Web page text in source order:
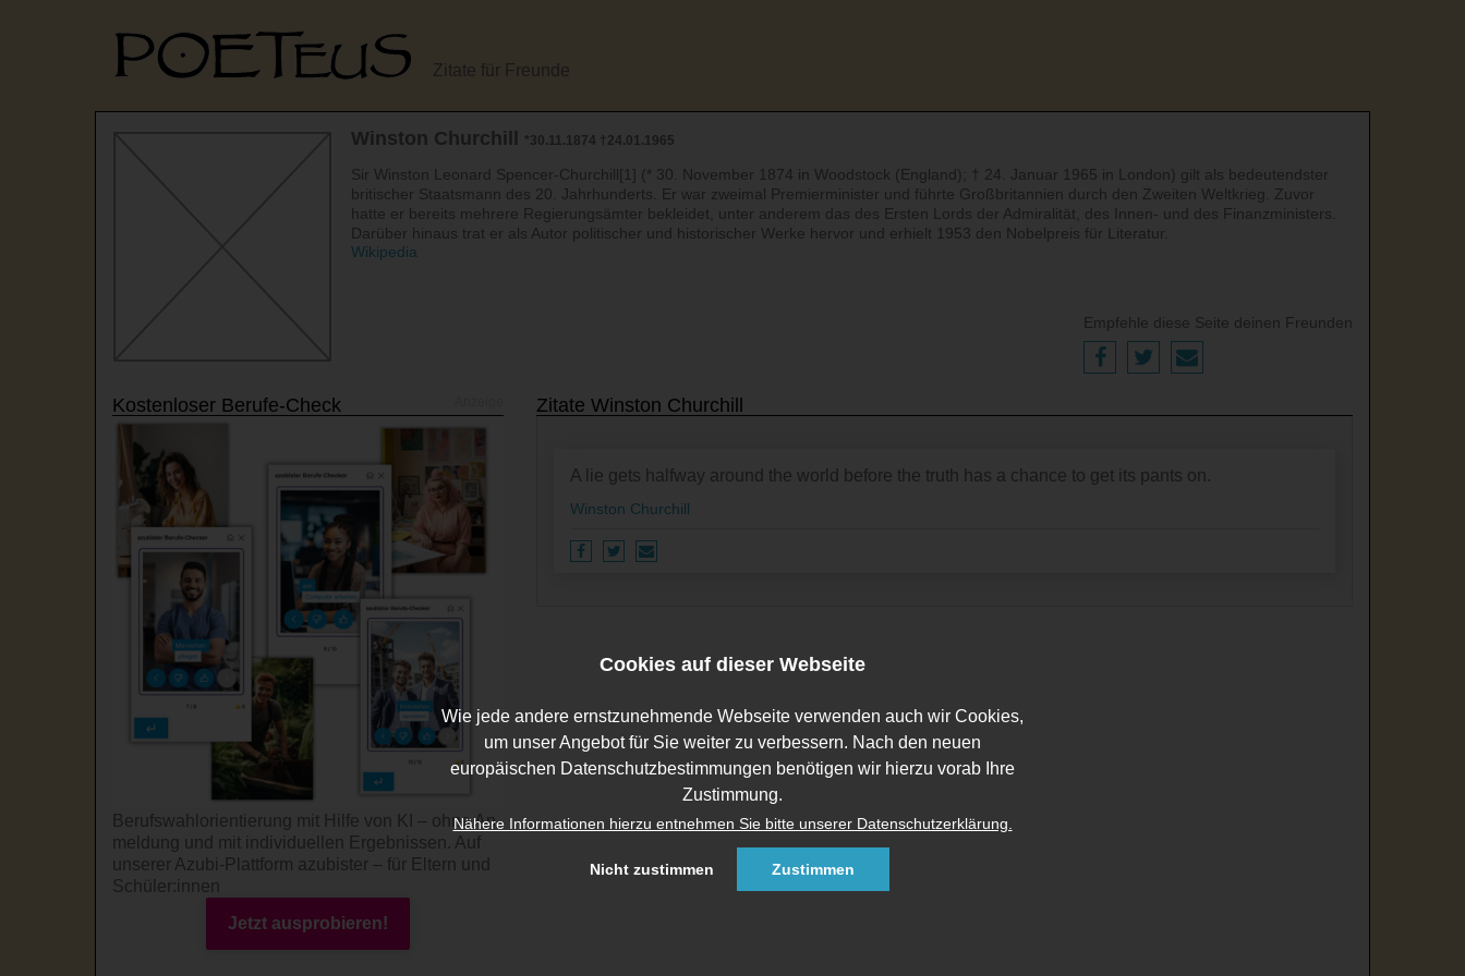
Cookies auf dieser Webseite
Wie jede andere ernstzunehmende Webseite verwenden auch wir Cookies,
um unser Angebot für Sie weiter zu verbessern. Nach den neuen
europäischen Datenschutzbestimmungen benötigen wir hierzu vorab Ihre
Zustimmung.
Nähere Informationen hierzu entnehmen Sie bitte unserer Datenschutzerklärung.
Nicht zustimmen Zustimmen
Zitate für Freunde
Winston Churchill *30.11.1874 †24.01.1965
Sir Winston Leonard Spencer-Churchill[1] (* 30. November 1874 in Woodstock (England); † 24. Januar 1965 in London) gilt als bedeutendster
britischer Staatsmann des 20. Jahrhunderts. Er war zweimal Premierminister und führte Großbritannien durch den Zweiten Weltkrieg. Zuvor
hatte er bereits mehrere Regierungsämter bekleidet, unter anderem das des Ersten Lords der Admiralität, des Innen- und des Finanzministers.
Darüber hinaus trat er als Autor politischer und historischer Werke hervor und erhielt 1953 den Nobelpreis für Literatur.
Wikipedia
Empfehle diese Seite deinen Freunden
Zitate Winston Churchill
A lie gets halfway around the world before the truth has a chance to get its pants on.
Winston Churchill
Kostenloser Berufe-Check
Berufswahl­orientierung mit Hilfe von KI – ohne An­
mel­dung und mit indi­viduel­len Ergeb­nissen. Auf
unserer Azubi-Platt­form azubister – für Eltern und
Schüler:innen
Jetzt ausprobieren!